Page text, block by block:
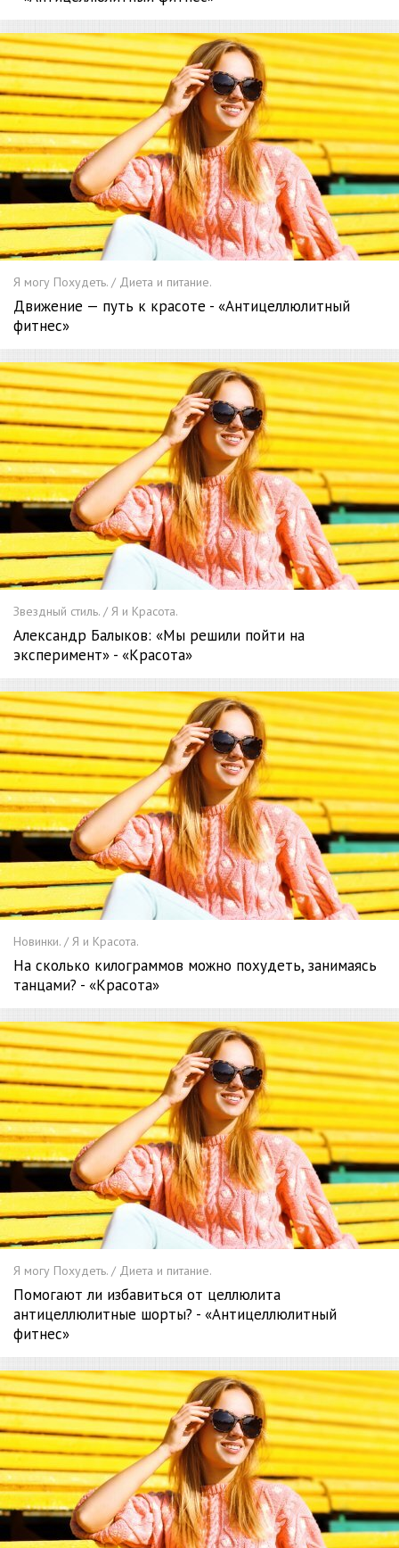
Я могу Похудеть. / Диета и питание.
Движение — путь к красоте - «Антицеллюлитный
фитнес»
Звездный стиль. / Я и Красота.
Александр Балыков: «Мы решили пойти на
эксперимент» - «Красота»
Новинки. / Я и Красота.
На сколько килограммов можно похудеть, занимаясь
танцами? - «Красота»
Я могу Похудеть. / Диета и питание.
Помогают ли избавиться от целлюлита
антицеллюлитные шорты? - «Антицеллюлитный
фитнес»